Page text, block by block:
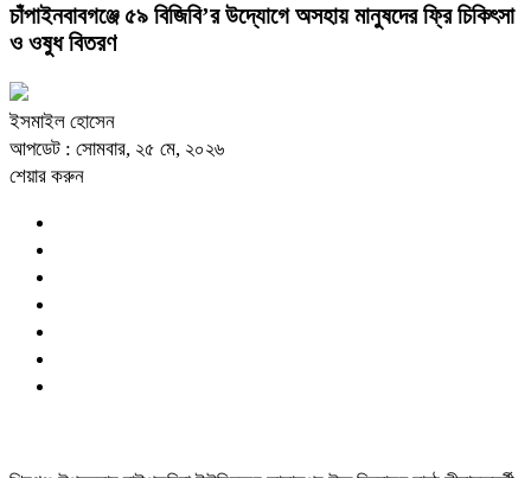
চাঁপাইনবাবগঞ্জে ৫৯ বিজিবি’র উদ্যোগে অসহায় মানুষদের ফ্রি চিকিৎসা
ও ওষুধ বিতরণ
ইসমাইল হোসেন
আপডেট : সোমবার, ২৫ মে, ২০২৬
শেয়ার করুন